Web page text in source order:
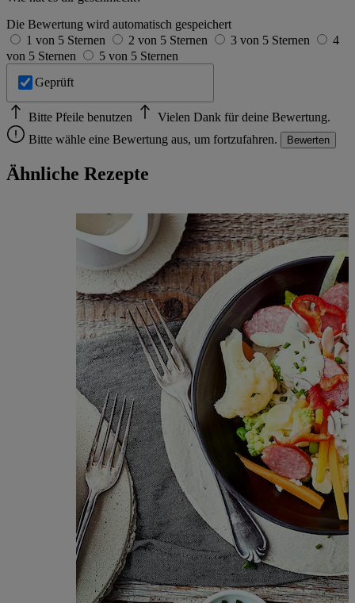
Die Bewertung wird automatisch gespeichert
1 von 5 Sternen
2 von 5 Sternen 3 von 5 Sternen
4
von 5 Sternen
5 von 5 Sternen
Geprüft
Bitte Pfeile benutzen
Vielen Dank für deine Bewertung.
Bitte wähle eine Bewertung aus, um fortzufahren.
Bewerten
Ähnliche Rezepte